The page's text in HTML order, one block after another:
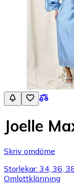
Joelle
Skriv omdöme
Storlekar: 34, 36,
Omlottklänning